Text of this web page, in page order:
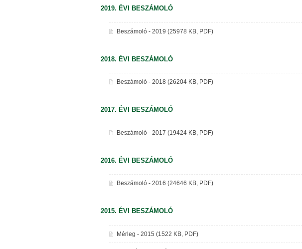
2019. ÉVI BESZÁMOLÓ
Beszámoló - 2019 (25978 KB, PDF)
2018. ÉVI BESZÁMOLÓ
Beszámoló - 2018 (26204 KB, PDF)
2017. ÉVI BESZÁMOLÓ
Beszámoló - 2017 (19424 KB, PDF)
2016. ÉVI BESZÁMOLÓ
Beszámoló - 2016 (24646 KB, PDF)
2015. ÉVI BESZÁMOLÓ
Mérleg - 2015 (1522 KB, PDF)